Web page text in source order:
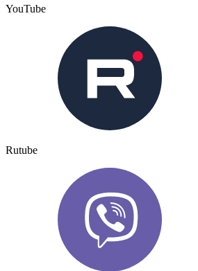
YouTube
Rutube